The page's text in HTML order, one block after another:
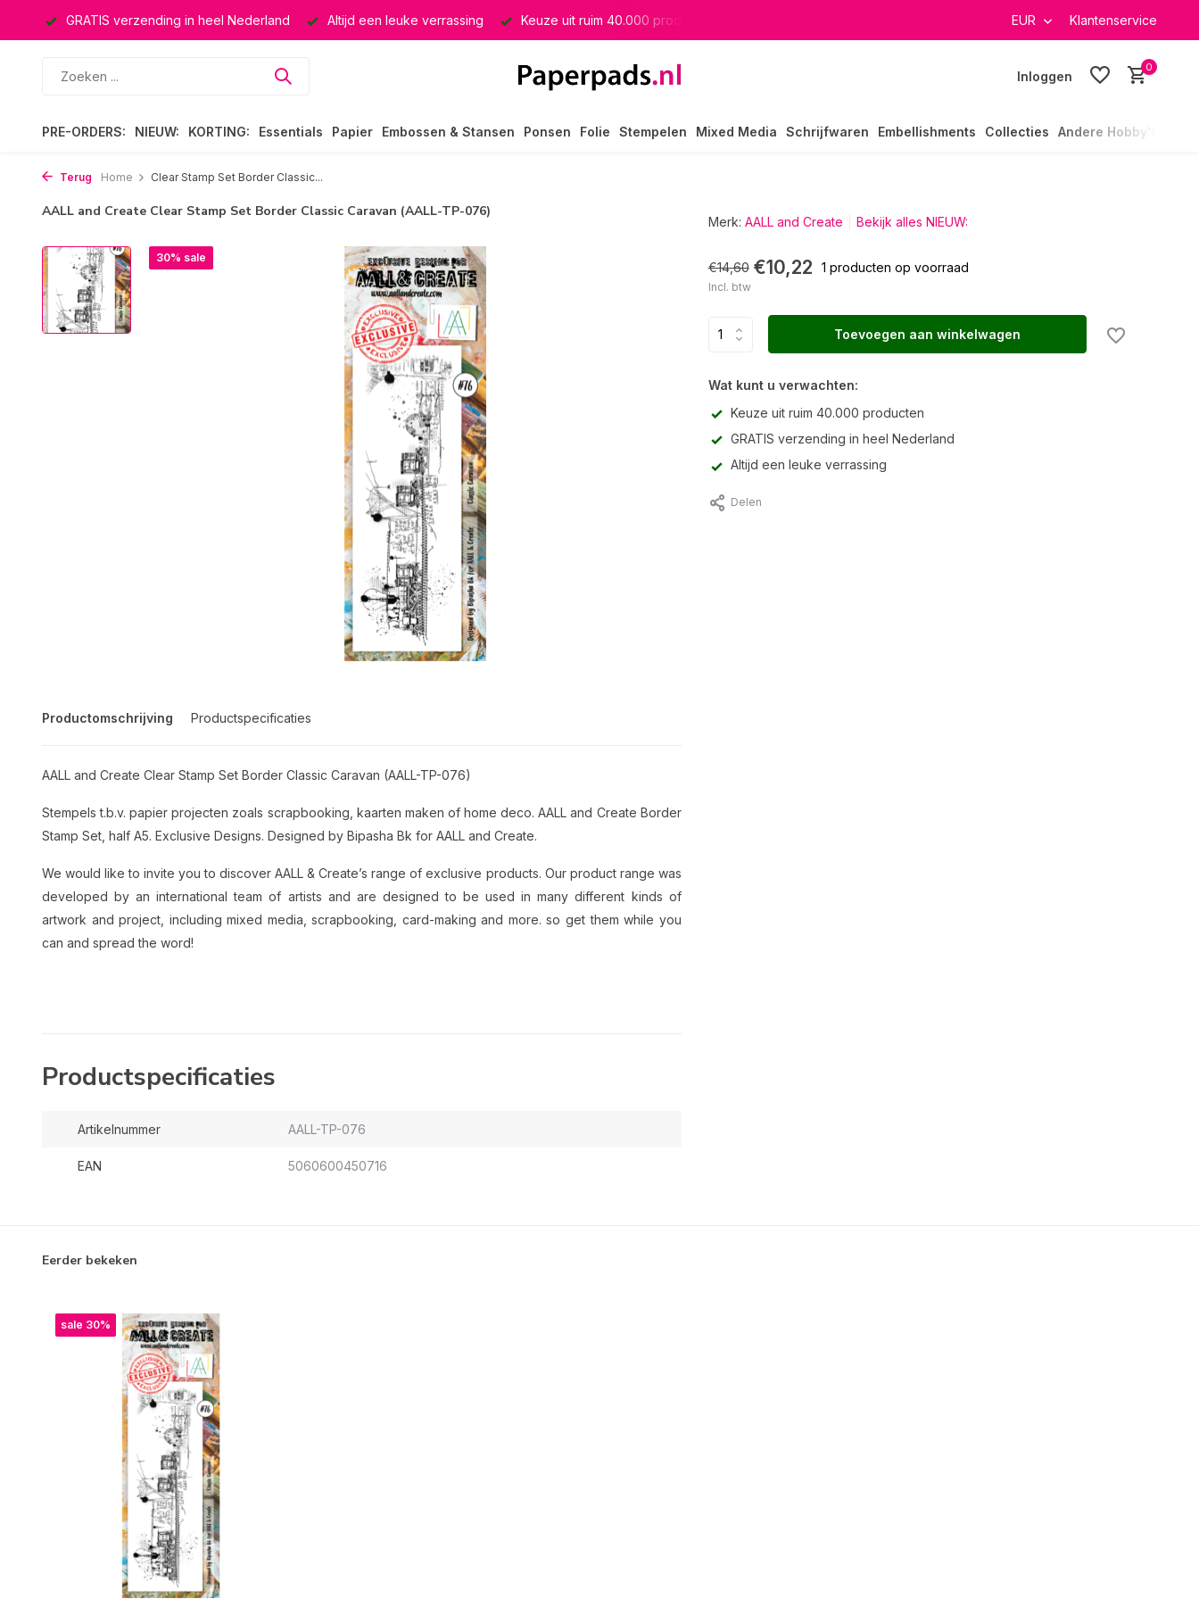
GRATIS verzending in heel Nederland Altijd een leuke verrassing Keuze uit ruim 40.000 producten EUR Klantenservice
Inloggen
0
PRE-ORDERS: NIEUW: KORTING: Essentials Papier Embossen & Stansen Ponsen Folie Stempelen Mixed Media Schrijfwaren Embellishments Collecties Andere Hobby's
Terug Home Clear Stamp Set Border Classic...
AALL and Create Clear Stamp Set Border Classic Caravan (AALL-TP-076)
30% sale
Productomschrijving Productspecificaties
AALL and Create Clear Stamp Set Border Classic Caravan (AALL-TP-076)
Stempels t.b.v. papier projecten zoals scrapbooking, kaarten maken of home deco. AALL and Create Border
Stamp Set, half A5. Exclusive Designs. Designed by Bipasha Bk for AALL and Create.
We would like to invite you to discover AALL & Create’s range of exclusive products. Our product range was
developed by an international team of artists and are designed to be used in many different kinds of
artwork and project, including mixed media, scrapbooking, card-making and more. so get them while you
can and spread the word!
Productspecificaties
Artikelnummer AALL-TP-076
EAN 5060600450716
Merk: AALL and Create Bekijk alles NIEUW:
€14,60 €10,22 1 producten op voorraad
Incl. btw
Toevoegen aan winkelwagen
Wat kunt u verwachten:
Keuze uit ruim 40.000 producten
GRATIS verzending in heel Nederland
Altijd een leuke verrassing
Delen
Eerder bekeken
sale 30%